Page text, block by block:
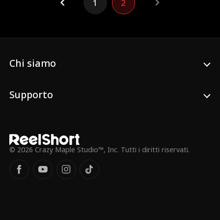
più nell’ombra… ma sotto i riflettori.
Riuscirà a riprendersi tutto ciò che le
1 2
Chi siamo
Supporto
© 2026 Crazy Maple Studio™, Inc. Tutti i diritti riservati.